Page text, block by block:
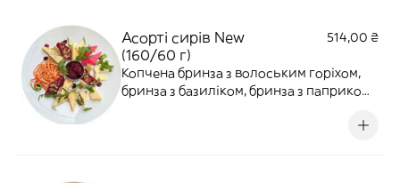
Асорті сирів New
(160/60 г)
514,00 ₴
Копчена бринза з волоським горіхом,
бринза з базиліком, бринза з паприкою,
качокавало, сулугуні з пажитником та